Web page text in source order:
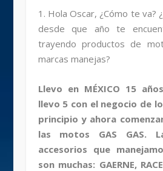
1. Hola Oscar, ¿Cómo te va?
desde que año te
trayendo productos de
marcas manejas?
Llevo en MÉXICO 15
llevo 5 con el negocio de
principio y ahora
las motos GAS GAS.
accesorios que
son muchas: GAERNE,